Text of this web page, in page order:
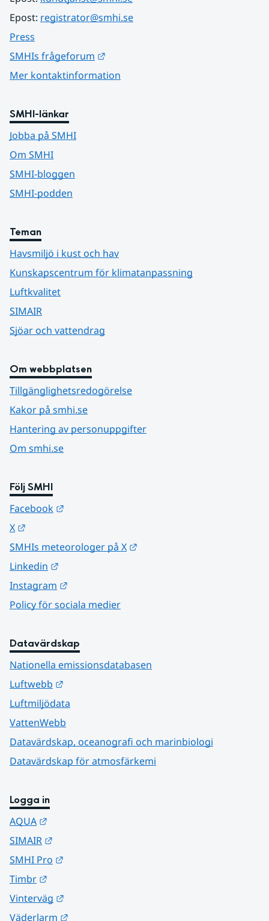
Epost: registrator@smhi.se
Press
SMHIs frågeforum
Mer kontaktinformation
SMHI-länkar
Jobba på SMHI
Om SMHI
SMHI-bloggen
SMHI-podden
Teman
Havsmiljö i kust och hav
Kunskapscentrum för klimatanpassning
Luftkvalitet
SIMAIR
Sjöar och vattendrag
Om webbplatsen
Tillgänglighetsredogörelse
Kakor på smhi.se
Hantering av personuppgifter
Om smhi.se
Följ SMHI
Facebook
X
SMHIs meteorologer på X
Linkedin
Instagram
Policy för sociala medier
Datavärdskap
Nationella emissionsdatabasen
Luftwebb
Luftmiljödata
VattenWebb
Datavärdskap, oceanografi och marinbiologi
Datavärdskap för atmosfärkemi
Logga in
AQUA
SIMAIR
SMHI Pro
Timbr
Vinterväg
Väderlarm